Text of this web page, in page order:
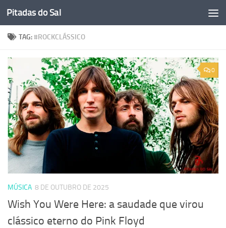
Skip to content
Pitadas do Sal
TAG:#ROCKCLÁSSICO
0
MÚSICA 8 DE OUTUBRO DE 2025
Wish You Were Here: a saudade que virou
clássico eterno do Pink Floyd